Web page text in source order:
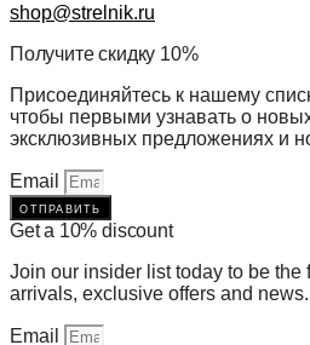
shop@strelnik.ru
Получите скидку 10%
Присоединяйтесь к нашему
чтобы первыми узнавать о
эксклюзивных предложениях и
Email
отправить
Get a 10% discount
Join our insider list today to be the
arrivals, exclusive offers and news.
Email